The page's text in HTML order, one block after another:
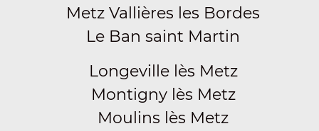
Metz Vallières les Bordes
Le Ban saint Martin
Longeville lès Metz
Montigny lès Metz
Moulins lès Metz